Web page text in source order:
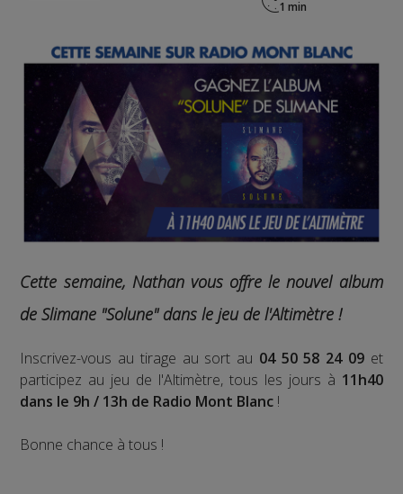
Cette semaine, Nathan vous offre le nouvel album
de Slimane "Solune" dans le jeu de l'Altimètre !
Inscrivez-vous au tirage au sort au 04 50 58 24 09et
participez au jeu de l'Altimètre, tous les jours à 11h40
dans le 9h / 13h de Radio Mont Blanc !
Bonne chance à tous !